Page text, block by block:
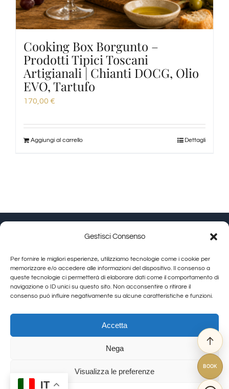
Gestisci Consenso
Per fornire le migliori esperienze, utilizziamo tecnologie come i cookie per
memorizzare e/o accedere alle informazioni del dispositivo. Il consenso a
queste tecnologie ci permetterà di elaborare dati come il comportamento di
navigazione o ID unici su questo sito. Non acconsentire o ritirare il
consenso può influire negativamente su alcune caratteristiche e funzioni.
Accetta
Nega
Visualizza le preferenze
Cooking Box Borgunto –
Prodotti Tipici Toscani
Artigianali | Chianti DOCG, Olio
EVO, Tartufo
170,00 €
Aggiungi al carrello Dettagli
Granducato Gestioni srl | P.IVA 02215630514 | Via
Calamandrei 145 Arezzo (AR) |Cookie Policy|Privacy
Policy
Allegra Toscana Arezzo
Granducato natura
© Copyright 2012 - 2026 | GranDucatoCollection | All Rights Reserved
IT
BOOK